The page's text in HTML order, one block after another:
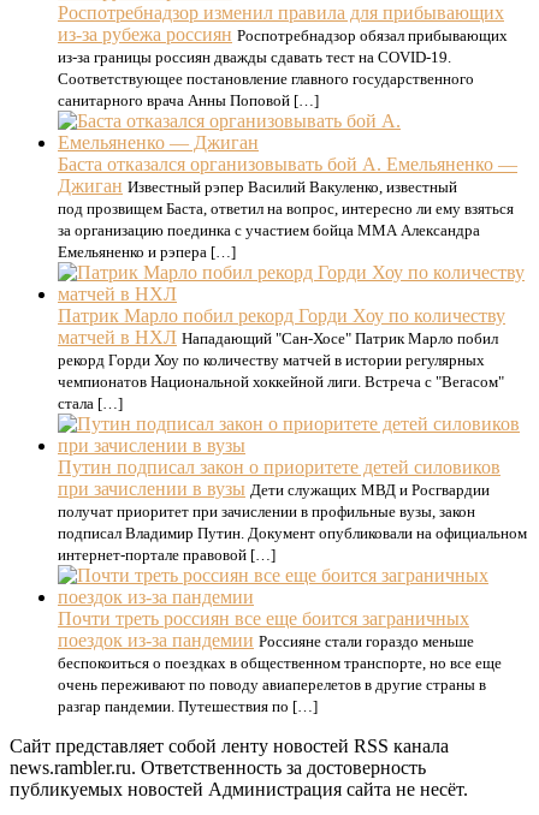
Роспотребнадзор изменил правила для прибывающих
из-за рубежа россиян Роспотребнадзор обязал прибывающих
из-за границы россиян дважды сдавать тест на COVID-19.
Соответствующее постановление главного государственного
санитарного врача Анны Поповой […]
Баста отказался организовывать бой А. Емельяненко —
Джиган Известный рэпер Василий Вакуленко, известный
под прозвищем Баста, ответил на вопрос, интересно ли ему взяться
за организацию поединка с участием бойца MMA Александра
Емельяненко и рэпера […]
Патрик Марло побил рекорд Горди Хоу по количеству
матчей в НХЛ Нападающий "Сан-Хосе" Патрик Марло побил
рекорд Горди Хоу по количеству матчей в истории регулярных
чемпионатов Национальной хоккейной лиги. Встреча с "Вегасом"
стала […]
Путин подписал закон о приоритете детей силовиков
при зачислении в вузы Дети служащих МВД и Росгвардии
получат приоритет при зачислении в профильные вузы, закон
подписал Владимир Путин. Документ опубликовали на официальном
интернет-портале правовой […]
Почти треть россиян все еще боится заграничных
поездок из-за пандемии Россияне стали гораздо меньше
беспокоиться о поездках в общественном транспорте, но все еще
очень переживают по поводу авиаперелетов в другие страны в
разгар пандемии. Путешествия по […]
Сайт представляет собой ленту новостей RSS канала
news.rambler.ru. Ответственность за достоверность
публикуемых новостей Администрация сайта не несёт.